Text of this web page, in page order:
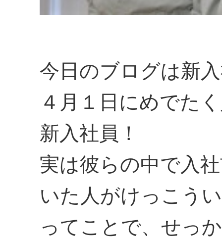
今日のブログは新
４月１日にめでた
新入社員！
実は彼らの中で入
いた人がけっこう
ってことで、せっ